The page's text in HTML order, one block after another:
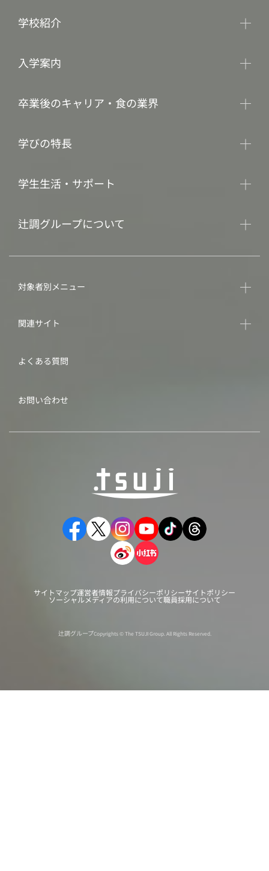
学校紹介
入学案内
卒業後のキャリア・食の業界
学びの特長
学生生活・サポート
辻調グループについて
対象者別メニュー
関連サイト
よくある質問
お問い合わせ
サイトマップ運営者情報プライバシーポリシーサイトポリシー
ソーシャルメディアの利用について職員採用について
辻調グループCopyrights © The TSUJI Group. All Rights Reserved.